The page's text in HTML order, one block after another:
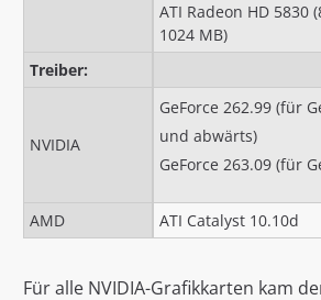
ATI Radeon HD 5830
1024 MB)
Treiber:
NVIDIA
GeForce 262.99 (für
und abwärts)
GeForce 263.09 (für
AMD ATI Catalyst 10.10d
Für alle NVIDIA-Grafikkarten kam